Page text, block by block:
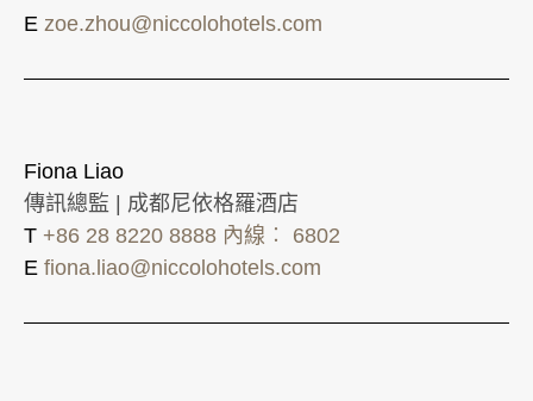
E zoe.zhou@niccolohotels.com
Fiona Liao
傳訊總監 | 成都尼依格羅酒店
T +86 28 8220 8888 內線︰ 6802
E fiona.liao@niccolohotels.com